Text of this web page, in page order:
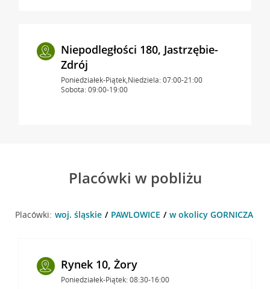
Niepodległości 180, Jastrzębie-
Zdrój
Poniedziałek-Piątek,Niedziela: 07:00-21:00
Sobota: 09:00-19:00
Placówki w pobliżu
Placówki: woj. śląskie PAWLOWICE w okolicy GORNICZA 52 ,
Rynek 10, Żory
Poniedziałek-Piątek: 08:30-16:00